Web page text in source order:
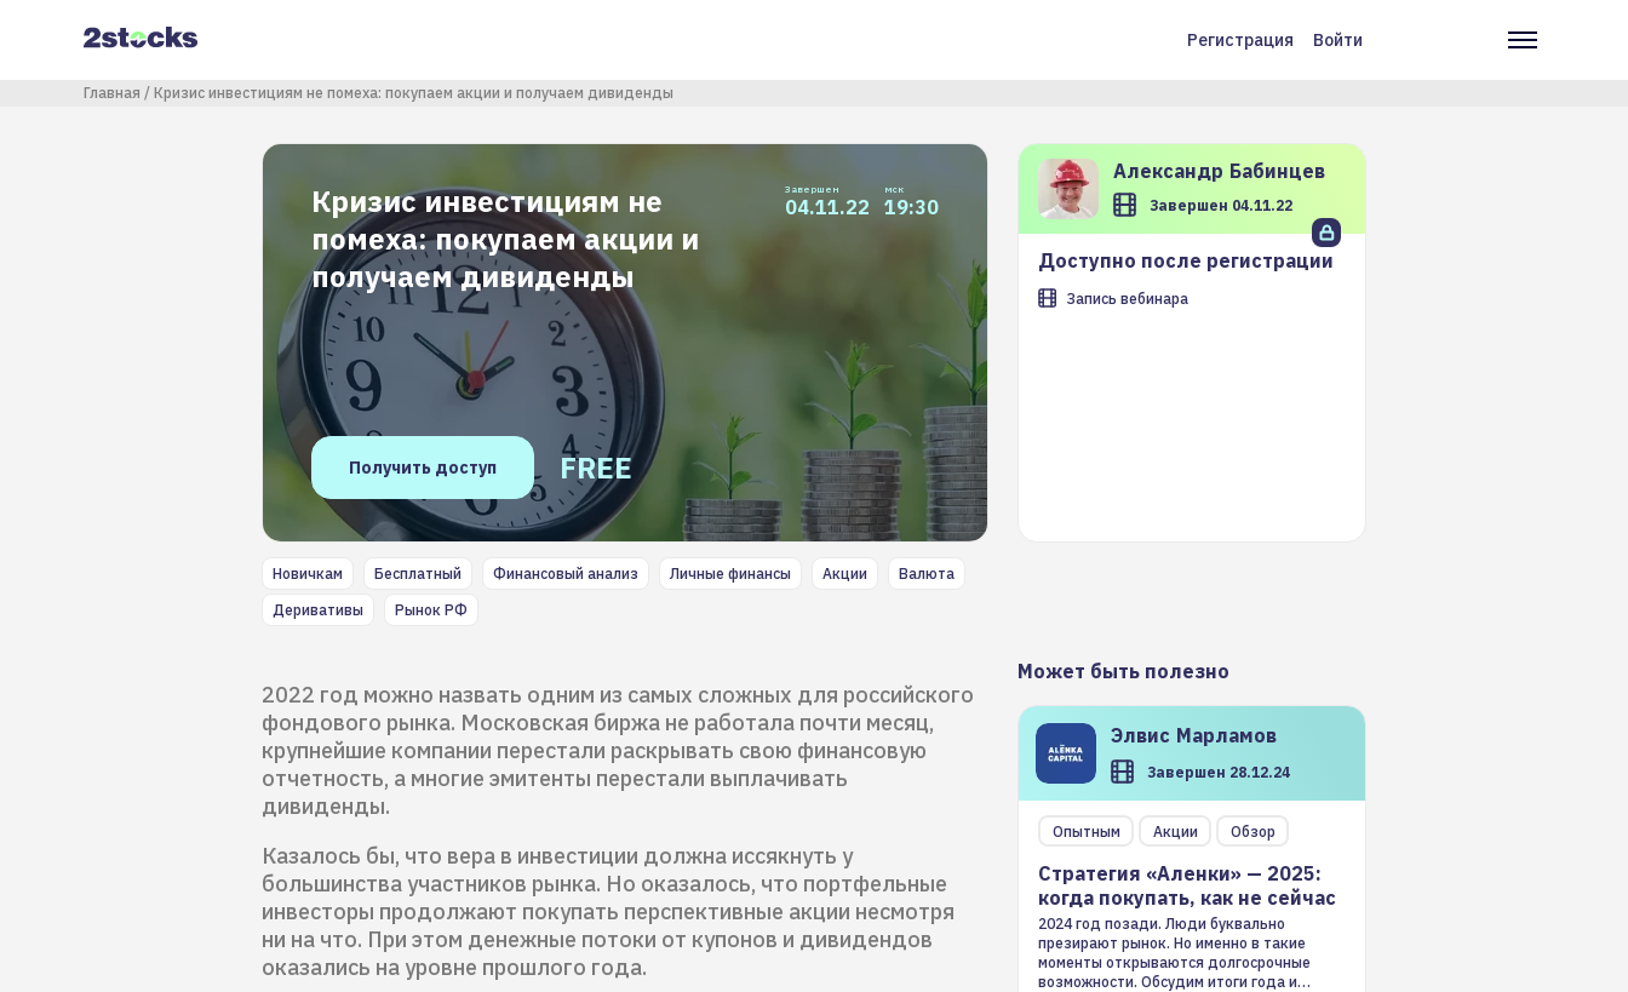
содержанию
Меню
записи
пользователя
Регистрация Войти
Строка навигации
Главная Кризис инвестициям не помеха: покупаем акции и получаем дивиденды
Кризис инвестициям не
помеха: покупаем акции и
получаем дивиденды
Завершен
04.11.22
мск
19:30
FREE
Александр Бабинцев
Завершен 04.11.22
Доступно после регистрации
Запись вебинара
Новичкам Бесплатный Финансовый анализ Личные финансы Акции
Валюта
Деривативы
Рынок РФ
2022 год можно назвать одним из самых сложных для российского
фондового рынка. Московская биржа не работала почти месяц,
крупнейшие компании перестали раскрывать свою финансовую
отчетность, а многие эмитенты перестали выплачивать
дивиденды.
Казалось бы, что вера в инвестиции должна иссякнуть у
большинства участников рынка. Но оказалось, что портфельные
инвесторы продолжают покупать перспективные акции несмотря
ни на что. При этом денежные потоки от купонов и дивидендов
оказались на уровне прошлого года.
Может быть полезно
Элвис Марламов
Завершен 28.12.24
Опытным Акции Обзор
Стратегия «Аленки» — 2025:
когда покупать, как не сейчас
2024 год позади. Люди буквально
презирают рынок. Но именно в такие
моменты открываются долгосрочные
возможности. Обсудим итоги года и